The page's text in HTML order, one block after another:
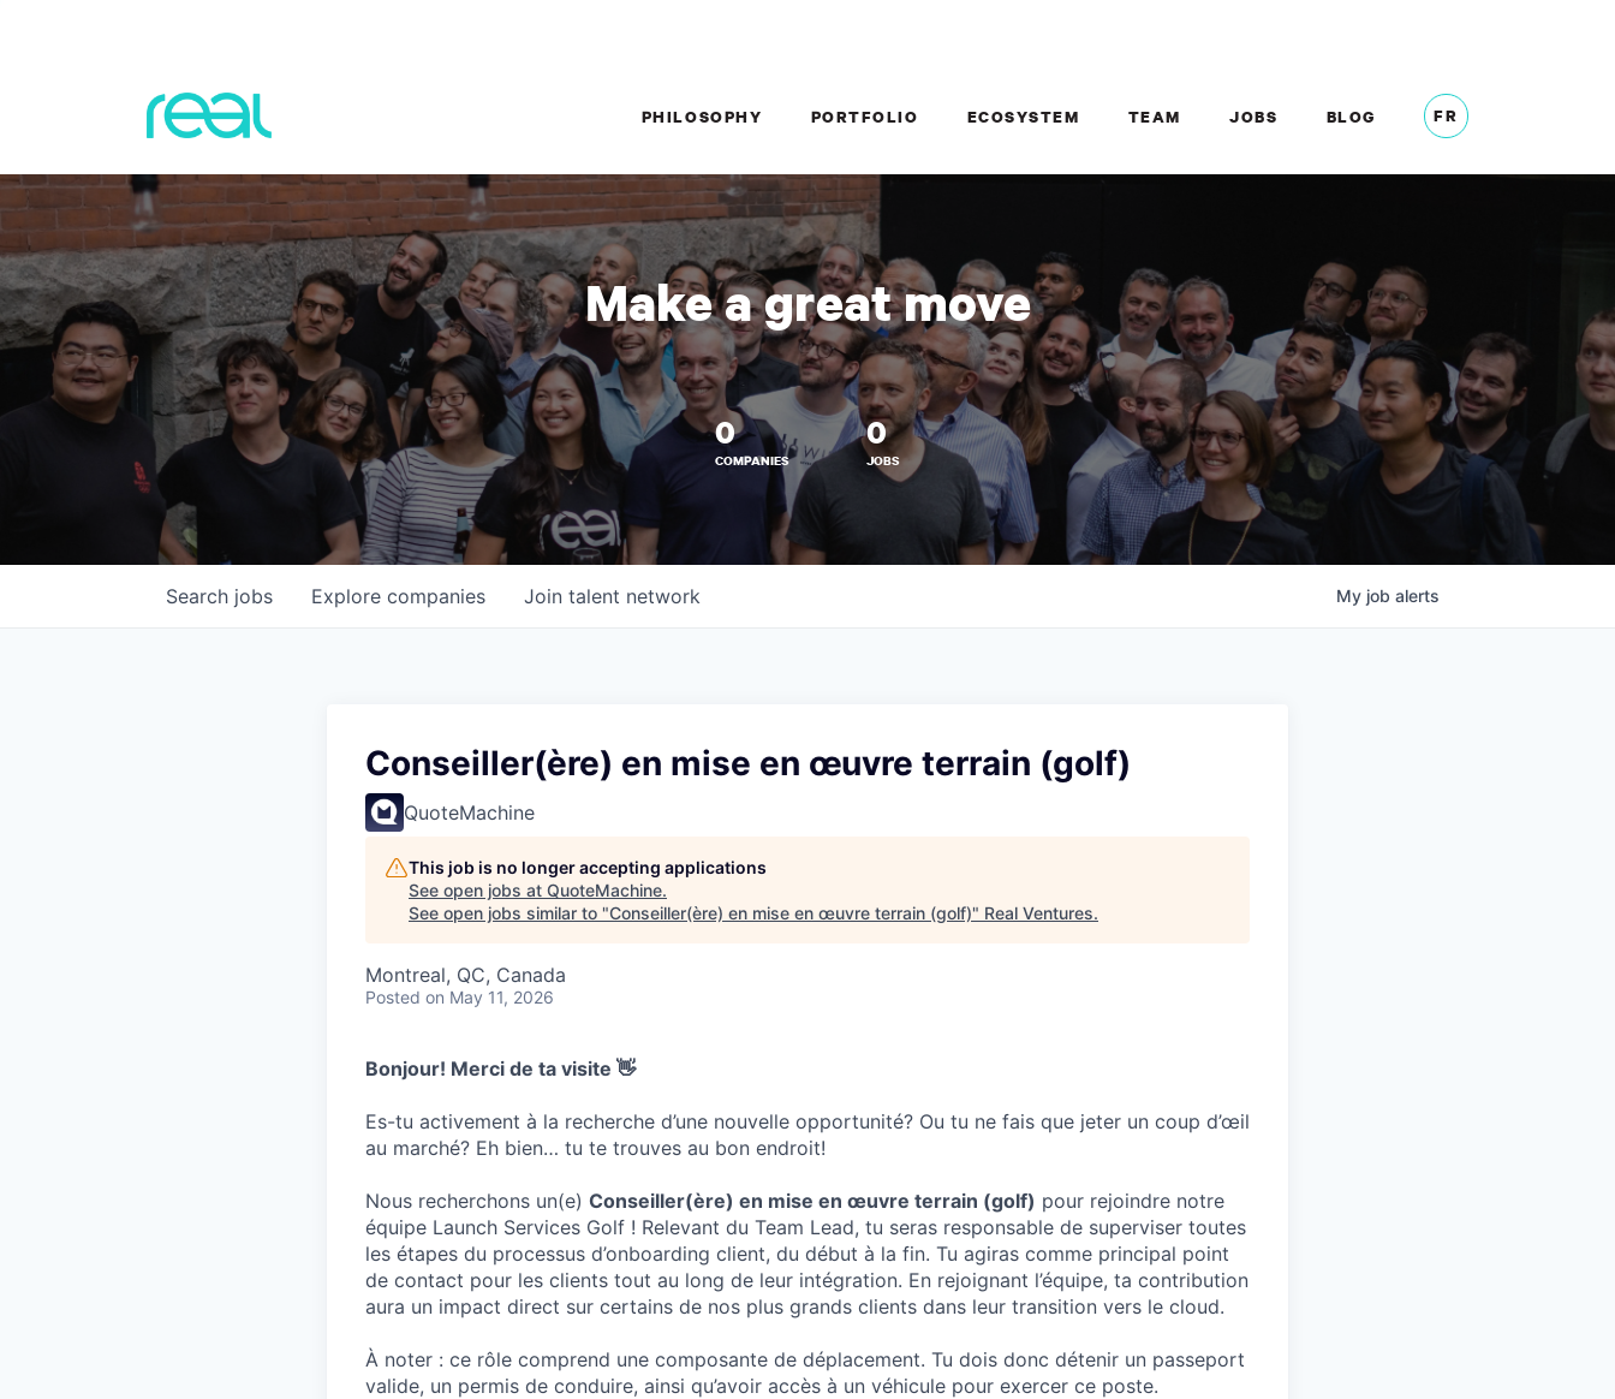
PHILOSOPHY PORTFOLIO ECOSYSTEM TEAM JOBS BLOG FR
Make a great move
0
COMPANIES
0
JOBS
Search jobs Explore companies Join talent network My job alerts
Conseiller(ère) en mise en œuvre terrain (golf)
QuoteMachine
This job is no longer accepting applications
See open jobs at QuoteMachine.
See open jobs similar to "Conseiller(ère) en mise en œuvre terrain (golf)" Real Ventures.
Montreal, QC, Canada
Posted on May 11, 2026
Bonjour! Merci de ta visite 👋
Es-tu activement à la recherche d’une nouvelle opportunité? Ou tu ne fais que jeter un coup d’œil
au marché? Eh bien… tu te trouves au bon endroit!
Nous recherchons un(e) Conseiller(ère) en mise en œuvre terrain (golf) pour rejoindre notre
équipe Launch Services Golf ! Relevant du Team Lead, tu seras responsable de superviser toutes
les étapes du processus d’onboarding client, du début à la fin. Tu agiras comme principal point
de contact pour les clients tout au long de leur intégration. En rejoignant l’équipe, ta contribution
aura un impact direct sur certains de nos plus grands clients dans leur transition vers le cloud.
À noter : ce rôle comprend une composante de déplacement. Tu dois donc détenir un passeport
valide, un permis de conduire, ainsi qu’avoir accès à un véhicule pour exercer ce poste.